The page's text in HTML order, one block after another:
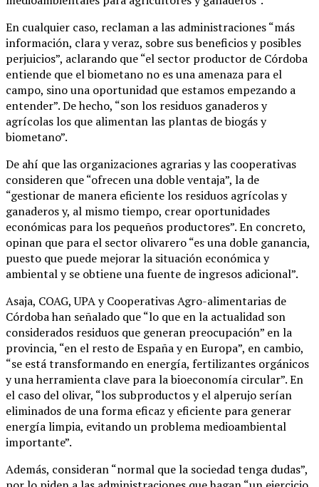
En cualquier caso, reclaman a las administraciones “más
información, clara y veraz, sobre sus beneficios y posibles
perjuicios”, aclarando que “el sector productor de Córdoba
entiende que el biometano no es una amenaza para el
campo, sino una oportunidad que estamos empezando a
entender”. De hecho, “son los residuos ganaderos y
agrícolas los que alimentan las plantas de biogás y
biometano”.
De ahí que las organizaciones agrarias y las cooperativas
consideren que “ofrecen una doble ventaja”, la de
“gestionar de manera eficiente los residuos agrícolas y
ganaderos y, al mismo tiempo, crear oportunidades
económicas para los pequeños productores”. En concreto,
opinan que para el sector olivarero “es una doble ganancia,
puesto que puede mejorar la situación económica y
ambiental y se obtiene una fuente de ingresos adicional”.
Asaja, COAG, UPA y Cooperativas Agro-alimentarias de
Córdoba han señalado que “lo que en la actualidad son
considerados residuos que generan preocupación” en la
provincia, “en el resto de España y en Europa”, en cambio,
“se está transformando en energía, fertilizantes orgánicos
y una herramienta clave para la bioeconomía circular”. En
el caso del olivar, “los subproductos y el alperujo serían
eliminados de una forma eficaz y eficiente para generar
energía limpia, evitando un problema medioambiental
importante”.
Además, consideran “normal que la sociedad tenga dudas”,